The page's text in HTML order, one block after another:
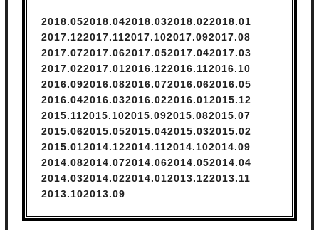
2018. 52018. 42018. 32018. 22018.
1
2017.122017.112017.102017. 92017.
8
2017.
72017. 62017. 52017. 42017.
3
2017.
22017. 12016.122016.112016.10
2016.
92016. 82016. 72016. 62016.
5
2016.
42016. 32016. 22016. 12015.12
2015.112015.102015. 92015. 82015.
7
2015.
62015. 52015. 42015. 32015.
2
2015.
12014.122014.112014.102014.
9
2014.
82014. 72014. 62014. 52014.
4
2014.
32014. 22014. 12013.122013.11
2013.102013. 9